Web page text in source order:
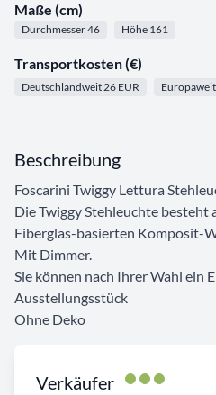
Maße (cm)
Durchmesser 46 Höhe 161
Transportkosten (€)
Deutschlandweit 26 EUR
Verkäufer
Beschreibung
Foscarini Twiggy Lettura
Die Twiggy Stehleuchte besteht
Fiberglas-basierten Komposit-
Mit Dimmer.
Sie können nach Ihrer Wahl ein
Ausstellungsstück
Ohne Deko